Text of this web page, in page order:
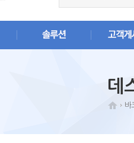
데
바